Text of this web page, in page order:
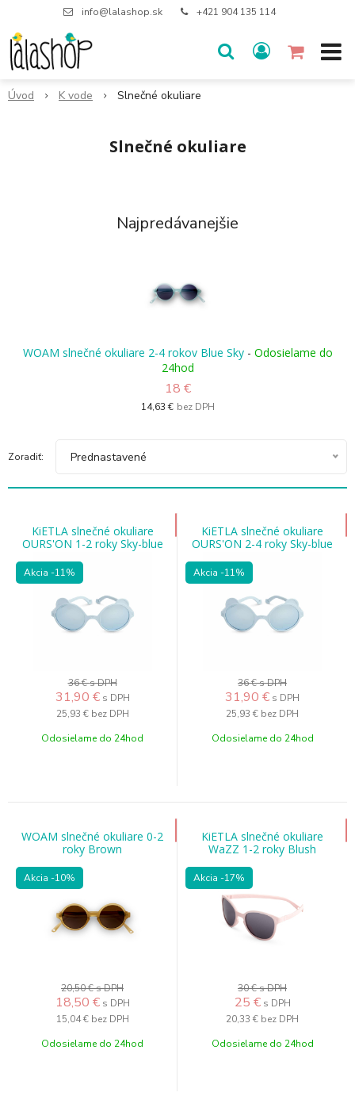
info@lalashop.sk +421 904 135 114
Úvod K vode Slnečné okuliare
Slnečné okuliare
Najpredávanejšie
WOAM slnečné okuliare 2-4 rokov Blue Sky- Odosielame do
24hod
18 €
14,63 € bez DPH
Zoradiť: Prednastavené
KiETLA slnečné okuliare
OURS'ON 1-2 roky Sky-blue
Akcia -11%
36 €s DPH
31,90 € s DPH
25,93 € bez DPH
Odosielame do 24hod
KiETLA slnečné okuliare
OURS'ON 2-4 roky Sky-blue
Akcia -11%
36 €s DPH
31,90 € s DPH
25,93 € bez DPH
Odosielame do 24hod
WOAM slnečné okuliare 0-2
roky Brown
Akcia -10%
20,50 €s DPH
18,50 € s DPH
15,04 € bez DPH
Odosielame do 24hod
KiETLA slnečné okuliare
WaZZ 1-2 roky Blush
Akcia -17%
30 €s DPH
25 € s DPH
20,33 € bez DPH
Odosielame do 24hod